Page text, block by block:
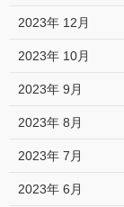
2023年 12月
2023年 10月
2023年 9月
2023年 8月
2023年 7月
2023年 6月